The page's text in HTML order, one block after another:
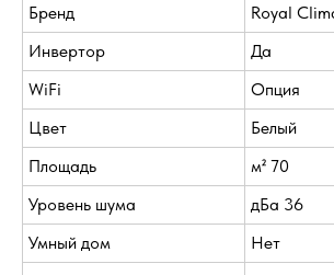
Бренд
Royal
Инвертор
Да
WiFi
Опция
Цвет
Белый
Площадь
м² 70
Уровень шума
дБа 36
Умный дом
Нет